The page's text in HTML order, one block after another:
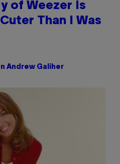
of Weezer Is
Than I Was
Andrew Galiher